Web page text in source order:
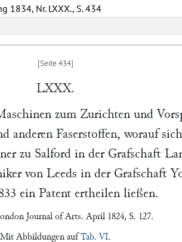
1834, Nr. LXXX., S. 434
LXXX.
zum Zurichten und
anderen Faserstoffen, worauf sich
zu Salford in der Grafschaft
von Leeds in der Grafschaft
ein Patent ertheilen ließen.
Journal of Arts. April 1824, S. 127.
Mit Abbildungen aufTab. VI.